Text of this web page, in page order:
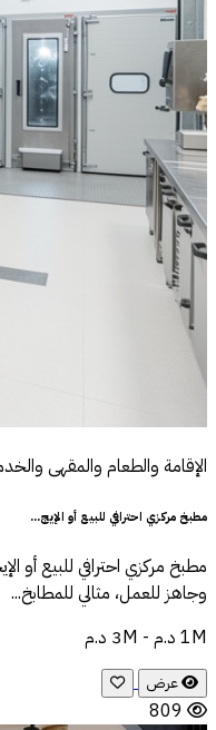
الإقامة والطعام والمقهى
مطبخ مركزي احترافي للبيع أو الإيج...
مطبخ مركزي احترافي للبيع أو
وجاهز للعمل، مثالي للمطابخ...
1M د.م - 3M د.م
عرض
809